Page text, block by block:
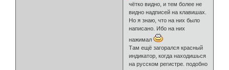
чётко видно, и тем более не
видно надписей на клавишах.
Но я знаю, что на них было
написано. Ибо на них
нажимал
Там ещё загорался красный
индикатор, когда находишься
на русском регистре. подобно